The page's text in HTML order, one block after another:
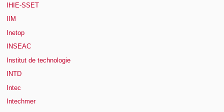
IHIE-SSET
IIM
Inetop
INSEAC
Institut de technologie
INTD
Intec
Intechmer